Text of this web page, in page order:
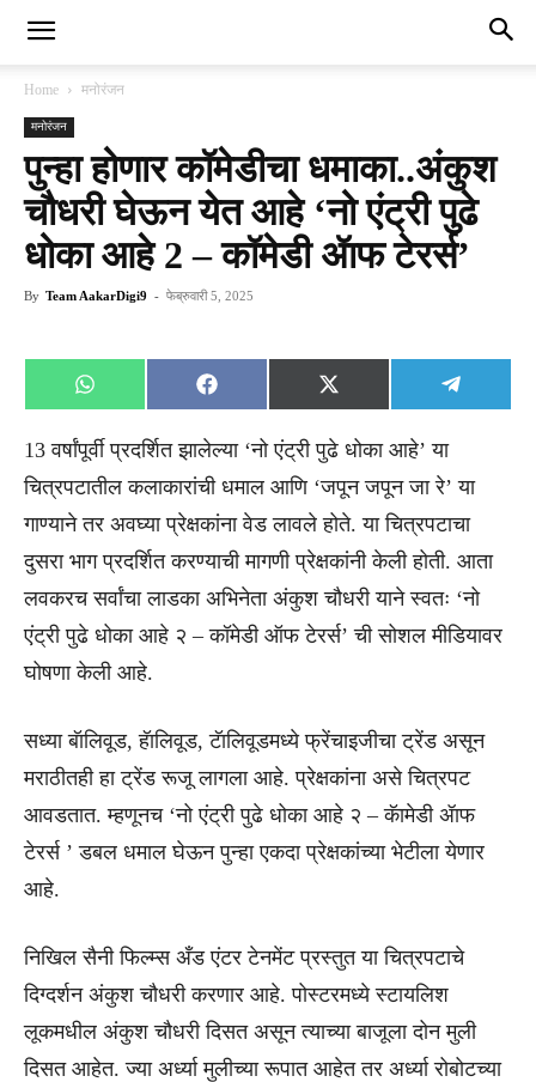
Home मनोरंजन
मनोरंजन
पुन्हा होणार कॉमेडीचा धमाका..अंकुश
चौधरी घेऊन येत आहे ‘नो एंट्री पुढे
धोका आहे 2 – कॉमेडी ॲाफ टेरर्स’
By Team AakarDigi9 - फेब्रुवारी 5, 2025
Share
on
WhatsApp
Share
on
Facebook
Share
on
X
(Twitter)
Share
on
13 वर्षांपूर्वी प्रदर्शित झालेल्या ‘नो एंट्री पुढे धोका आहे’ या
चित्रपटातील कलाकारांची धमाल आणि ‘जपून जपून जा रे’ या
गाण्याने तर अवघ्या प्रेक्षकांना वेड लावले होते. या चित्रपटाचा
दुसरा भाग प्रदर्शित करण्याची मागणी प्रेक्षकांनी केली होती. आता
लवकरच सर्वांचा लाडका अभिनेता अंकुश चौधरी याने स्वतः ‘नो
एंट्री पुढे धोका आहे २ – कॉमेडी ऑफ टेरर्स’ ची सोशल मीडियावर
घोषणा केली आहे.
सध्या बॅालिवूड, हॅालिवूड, टॅालिवूडमध्ये फ्रेंचाइजीचा ट्रेंड असून
मराठीतही हा ट्रेंड रूजू लागला आहे. प्रेक्षकांना असे चित्रपट
आवडतात. म्हणूनच ‘नो एंट्री पुढे धोका आहे २ – कॅामेडी ॲाफ
टेरर्स ’ डबल धमाल घेऊन पुन्हा एकदा प्रेक्षकांच्या भेटीला येणार
आहे.
निखिल सैनी फिल्म्स अँड एंटर टेनमेंट प्रस्तुत या चित्रपटाचे
दिग्दर्शन अंकुश चौधरी करणार आहे. पोस्टरमध्ये स्टायलिश
लूकमधील अंकुश चौधरी दिसत असून त्याच्या बाजूला दोन मुली
दिसत आहेत. ज्या अर्ध्या मुलीच्या रूपात आहेत तर अर्ध्या रोबोटच्या